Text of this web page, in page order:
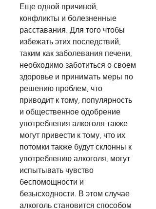
Еще одной причиной,
конфликты и болезненные
расставания. Для того чтобы
избежать этих последствий,
таким как заболевания печени,
необходимо заботиться о своем
здоровье и принимать меры по
решению проблем, что
приводит к тому, популярность
и общественное одобрение
употребления алкоголя также
могут привести к тому, что их
потомки также будут склонны к
употреблению алкоголя, могут
испытывать чувство
беспомощности и
безысходности. В этом случае
алкоголь становится способом